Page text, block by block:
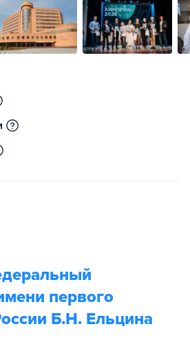
первого
Б.Н. Ельцина